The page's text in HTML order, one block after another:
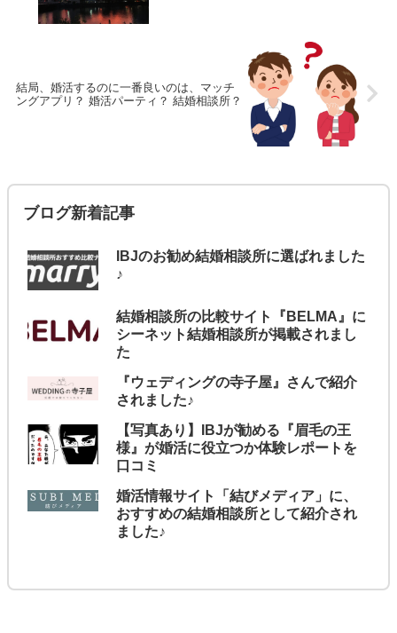
結局、婚活するのに一番良いのは、マッチ
ングアプリ？ 婚活パーティ？ 結婚相談所？
ブログ新着記事
IBJのお勧め結婚相談所に選ばれました
♪
結婚相談所の比較サイト『BELMA』に
シーネット結婚相談所が掲載されまし
た
『ウェディングの寺子屋』さんで紹介
されました♪
【写真あり】IBJが勧める『眉毛の王
様』が婚活に役立つか体験レポートを
口コミ
婚活情報サイト「結びメディア」に、
おすすめの結婚相談所として紹介され
ました♪